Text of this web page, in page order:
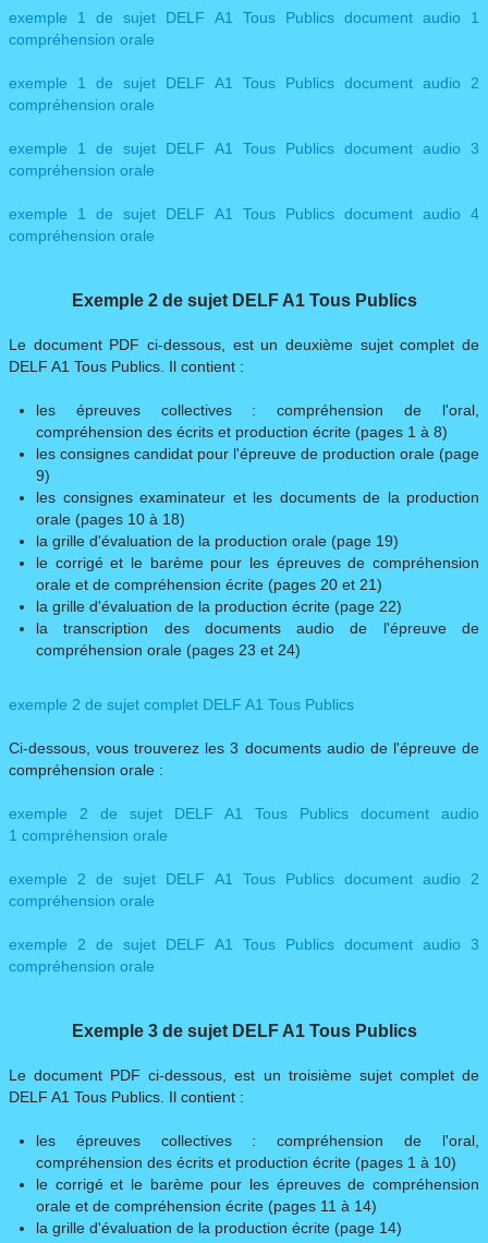
exemple 1 de sujet DELF A1 Tous Publics document audio 1
compréhension orale
exemple 1 de sujet DELF A1 Tous Publics document audio 2
compréhension orale
exemple 1 de sujet DELF A1 Tous Publics document audio 3
compréhension orale​
exemple 1 de sujet DELF A1 Tous Publics document audio 4
compréhension orale
Exemple 2 de sujet DELF A1 Tous Publics
Le document PDF ci-dessous, est un deuxième sujet complet de
DELF A1 Tous Publics. Il contient :
les épreuves collectives : compréhension de l'oral,
compréhension des écrits et production écrite (pages 1 à 8)
les consignes candidat pour l'épreuve de production orale (page
9)
les consignes examinateur et les documents de la production
orale (pages 10 à 18)
la grille d'évaluation de la production orale (page 19)
le corrigé et le barème pour les épreuves de compréhension
orale et de compréhension écrite (pages 20 et 21)
la grille d'évaluation de la production écrite (page 22)
la transcription des documents audio de l'épreuve de
compréhension orale (pages 23 et 24)
exemple 2 de sujet complet DELF A1 Tous Publics
Ci-dessous, vous trouverez les 3 documents audio de l'épreuve de
compréhension orale :
exemple 2 de sujet DELF A1 Tous Publics document audio
1 compréhension orale
exemple 2 de sujet DELF A1 Tous Publics document audio 2
compréhension orale​
​exemple 2 de sujet DELF A1 Tous Publics document audio 3
compréhension orale
Exemple 3 de sujet DELF A1 Tous Publics
Le document PDF ci-dessous, est un troisième sujet complet de
DELF A1 Tous Publics. Il contient :
les épreuves collectives : compréhension de l'oral,
compréhension des écrits et production écrite (pages 1 à 10)
le corrigé et le barème pour les épreuves de compréhension
orale et de compréhension écrite (pages 11 à 14)
la grille d'évaluation de la production écrite (page 14)